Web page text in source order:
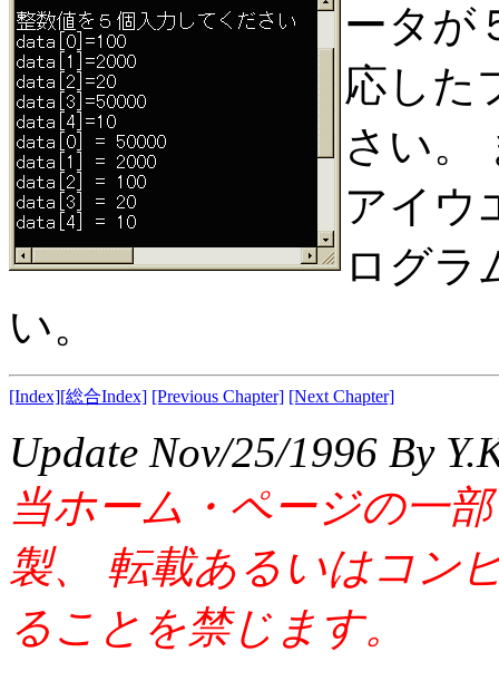
ータが
応した
さい。
アイウ
ログラ
い。
[Index] [総合Index] [Previous Chapter] [Next Chapter]
Update Nov/25/1996 By
当ホーム・ページの一
製、 転載あるいはコン
ることを禁じます。